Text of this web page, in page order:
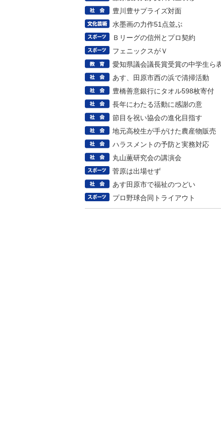
豊川豊サプライズ対面
水墨画の力作51点並ぶ
Ｂリーグの信州とプロ契約
フェニックスがＶ
愛知県議会議長賞受賞の中学生ら
あす、田原市西の浜で清掃活動
豊橋善意銀行にタオル598枚寄付
長年にわたる活動に感謝の意
節目を祝い協会の進化目指す
地元高校生が手がけた農産物販売
ハラスメントの予防と実務対応
丸山薫研究会の講演会
菅原は出場せず
あす田原市で福祉のつどい
プロ野球合同トライアウト